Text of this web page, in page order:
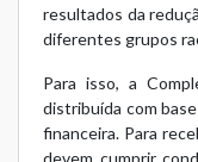
resultados da
diferentes grupos
Para isso, a
distribuída com
financeira. Para
devem cumprir